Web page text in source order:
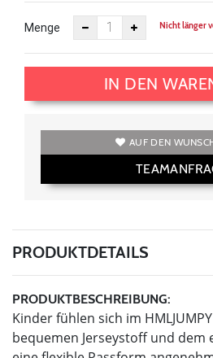
Menge Nicht länger
IN DEN
AUF DEN
PRODUKTDETAILS
PRODUKTBESCHREIBUNG:
Kinder fühlen sich im
bequemen Jerseystoff und dem